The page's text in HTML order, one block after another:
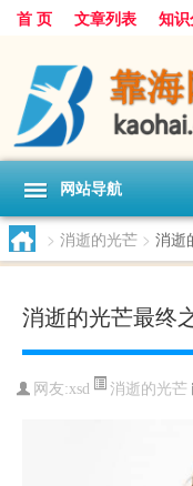
首 页 文章列表 知
网站导航
> 消逝的光芒 > 消逝
消逝的光芒最终
网友:xsd 消逝的光芒